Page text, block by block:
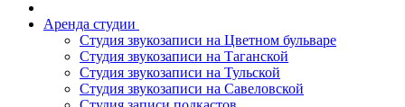
Аренда студии
Студия звукозаписи на Цветном бульваре
Студия звукозаписи на Таганской
Студия звукозаписи на Тульской
Студия звукозаписи на Савеловской